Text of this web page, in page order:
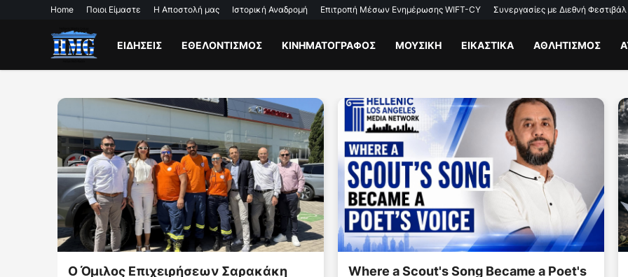
Home Ποιοι Είμαστε Η Αποστολή μας Ιστορική Αναδρομή Επιτροπή Μέσων Ενημέρωσης WIFT-CY Συνεργασίες με Διεθνή Φεστιβάλ
ΕΙΔΗΣΕΙΣ ΕΘΕΛΟΝΤΙΣΜΟΣ ΚΙΝΗΜΑΤΟΓΡΑΦΟΣ ΜΟΥΣΙΚΗ ΕΙΚΑΣΤΙΚΑ ΑΘΛΗΤΙΣΜΟΣ
Ο Όμιλος Επιχειρήσεων Σαρακάκη
Where a Scout's Song Became a Poet's